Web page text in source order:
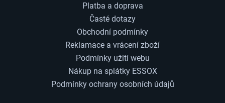
Platba a doprava
Časté dotazy
Obchodní podmínky
Reklamace a vrácení zboží
Podmínky užití webu
Nákup na splátky ESSOX
Podmínky ochrany osobních údajů